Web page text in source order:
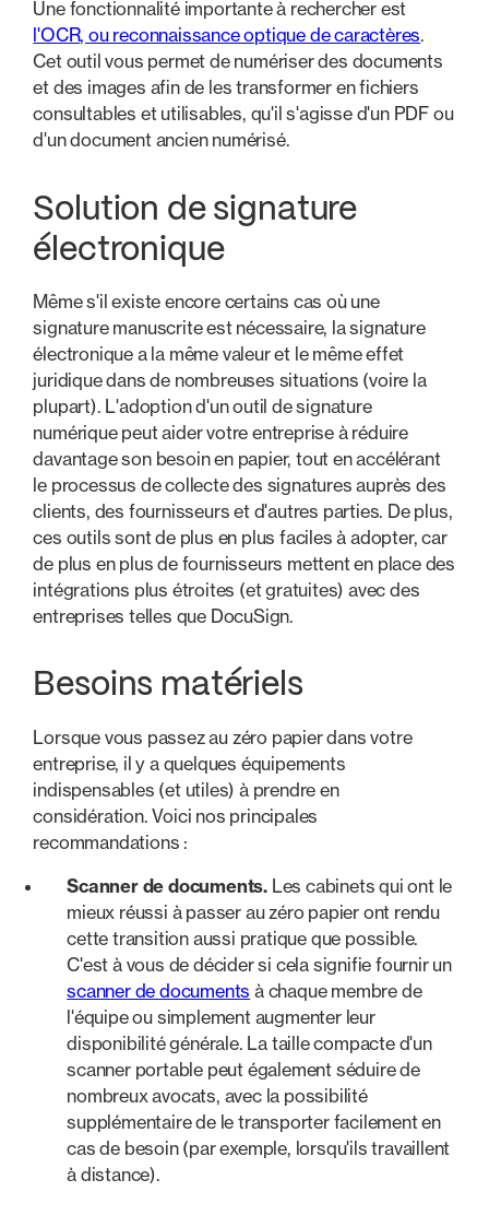
Une fonctionnalité importante à rechercher est
l'OCR, ou reconnaissance optique de caractères.
Cet outil vous permet de numériser des documents
et des images afin de les transformer en fichiers
consultables et utilisables, qu'il s'agisse d'un PDF ou
d'un document ancien numérisé.
Solution de signature
électronique
Même s'il existe encore certains cas où une
signature manuscrite est nécessaire, la signature
électronique a la même valeur et le même effet
juridique dans de nombreuses situations (voire la
plupart). L'adoption d'un outil de signature
numérique peut aider votre entreprise à réduire
davantage son besoin en papier, tout en accélérant
le processus de collecte des signatures auprès des
clients, des fournisseurs et d'autres parties. De plus,
ces outils sont de plus en plus faciles à adopter, car
de plus en plus de fournisseurs mettent en place des
intégrations plus étroites (et gratuites) avec des
entreprises telles que DocuSign.
Besoins matériels
Lorsque vous passez au zéro papier dans votre
entreprise, il y a quelques équipements
indispensables (et utiles) à prendre en
considération. Voici nos principales
recommandations :
Scanner de documents. Les cabinets qui ont le
mieux réussi à passer au zéro papier ont rendu
cette transition aussi pratique que possible.
C'est à vous de décider si cela signifie fournir un
scanner de documents à chaque membre de
l'équipe ou simplement augmenter leur
disponibilité générale. La taille compacte d'un
scanner portable peut également séduire de
nombreux avocats, avec la possibilité
supplémentaire de le transporter facilement en
cas de besoin (par exemple, lorsqu'ils travaillent
à distance).